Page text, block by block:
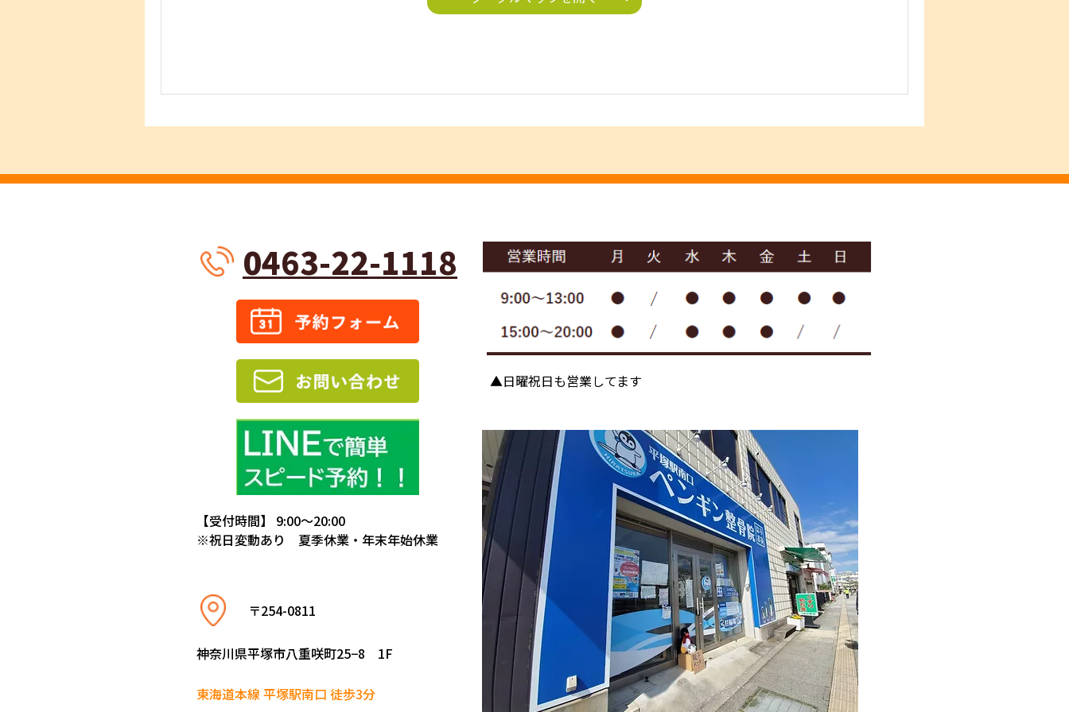
0463-22-1118
【受付時間】 9:00～20:00
※祝日変動あり 夏季休業・年末年始休業
〒254-0811
神奈川県平塚市八重咲町25−8 1F
東海道本線 平塚駅南口 徒歩3分
▲日曜祝日も営業してます